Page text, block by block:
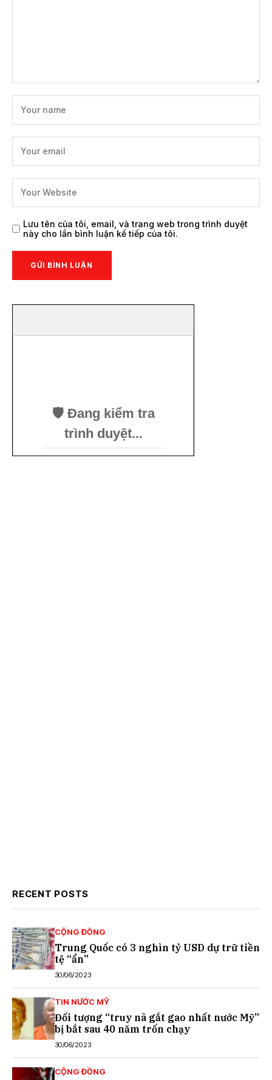
Lưu tên của tôi, email, và trang web trong trình duyệt
này cho lần bình luận kế tiếp của tôi.
RECENT POSTS
CỘNG ĐỒNG
Trung Quốc có 3 nghìn tỷ USD dự trữ tiền
tệ “ẩn”
30/06/2023
TIN NƯỚC MỸ
Đối tượng “truy nã gắt gao nhất nước Mỹ”
bị bắt sau 40 năm trốn chạy
30/06/2023
CỘNG ĐỒNG